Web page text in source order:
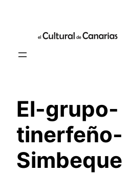
contenido
El-grupo-
tinerfeño-
Simbeque